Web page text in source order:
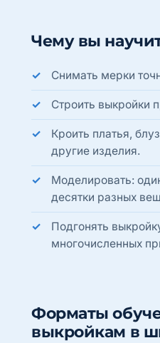
Чему вы
Снимать мерки
Строить выкройки
Кроить платья,
другие изделия.
Моделировать:
десятки разных
Подгонять
многочисленных
Форматы
выкройкам в